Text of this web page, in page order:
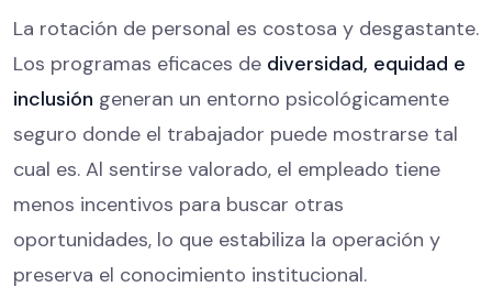
La rotación de personal es costosa y desgastante.
Los programas eficaces de diversidad, equidad e
inclusión generan un entorno psicológicamente
seguro donde el trabajador puede mostrarse tal
cual es. Al sentirse valorado, el empleado tiene
menos incentivos para buscar otras
oportunidades, lo que estabiliza la operación y
preserva el conocimiento institucional.